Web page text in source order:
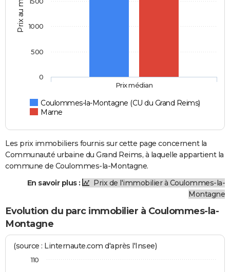
Prix au m2
Coulommes-la-Montagne (CU du Grand Reims)
Marne
Prix médian
0
500
1000
Les prix immobiliers fournis sur cette page concernent la
Communauté urbaine du Grand Reims, à laquelle appartient la
commune de Coulommes-la-Montagne.
En savoir plus :
Prix de l'immobilier à Coulommes-la-
Montagne
Evolution du parc immobilier à Coulommes-la-
Montagne
(source : Linternaute.com d'après l'Insee)
110